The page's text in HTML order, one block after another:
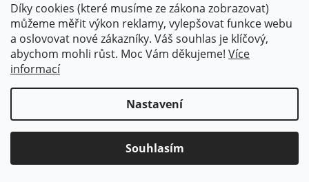
Díky cookies (které musíme ze zákona zobrazovat)
můžeme měřit výkon reklamy, vylepšovat funkce webu
a oslovovat nové zákazníky. Váš souhlas je klíčový,
abychom mohli růst. Moc Vám děkujeme! Více
informací
Nastavení
Souhlasím
Vytvořil Shoptet
Copyright 2026Vyhonky.cz. Všechna práva vyhrazena.